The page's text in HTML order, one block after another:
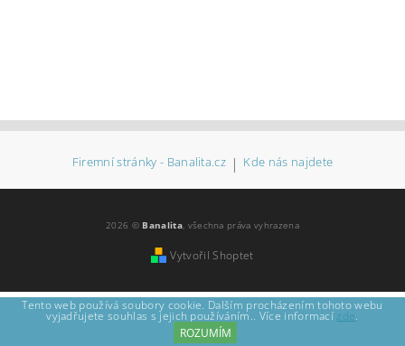
Firemní stránky - Banalita.cz | Kde nás najdete
2026 © Banalita, všechna práva vyhrazena
Vytvořil Shoptet
Tento web používá soubory cookie. Dalším procházením tohoto webu
vyjadřujete souhlas s jejich používáním.. Více informací zde.
ROZUMÍM